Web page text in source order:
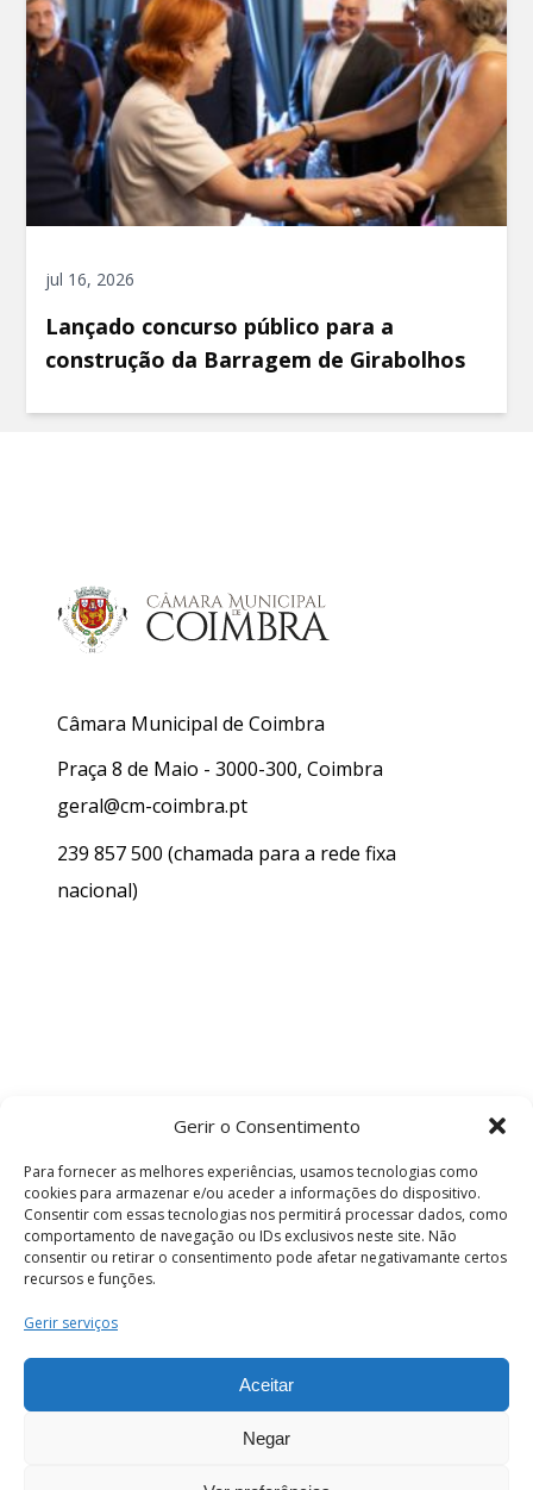
Gerir o Consentimento
Para fornecer as melhores experiências, usamos tecnologias como
cookies para armazenar e/ou aceder a informações do dispositivo.
Consentir com essas tecnologias nos permitirá processar dados, como
comportamento de navegação ou IDs exclusivos neste site. Não
consentir ou retirar o consentimento pode afetar negativamante certos
recursos e funções.
Gerir serviços
Aceitar
Negar
jul 16, 2026
Lançado concurso público para a
construção da Barragem de Girabolhos
Câmara Municipal de Coimbra
Praça 8 de Maio - 3000-300, Coimbra
geral@cm-coimbra.pt
239 857 500 (chamada para a rede fixa
nacional)
Termos e Condições
os direitos reservados.